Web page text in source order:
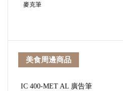
麥克筆
美食周邊商品
IC 400-MET AL 廣告筆